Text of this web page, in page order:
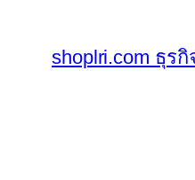
shoplri.com ธุร